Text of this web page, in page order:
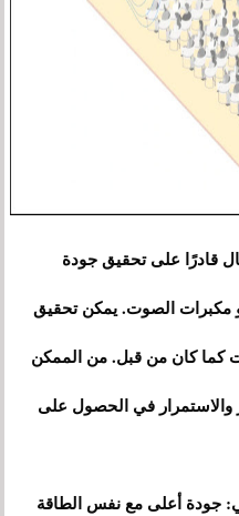
قادرًا على تحقيق جودة
الصوت. يمكن تحقيق
كان من قبل. من الممكن
والاستمرار في الحصول على
جودة أعلى مع نفس الطاقة